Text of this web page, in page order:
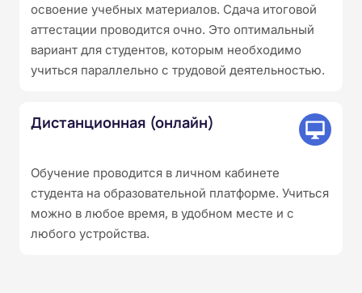
освоение учебных материалов. Сдача итоговой
аттестации проводится очно. Это оптимальный
вариант для студентов, которым необходимо
учиться параллельно с трудовой деятельностью.
Дистанционная (онлайн)
Обучение проводится в личном кабинете
студента на образовательной платформе. Учиться
можно в любое время, в удобном месте и с
любого устройства.